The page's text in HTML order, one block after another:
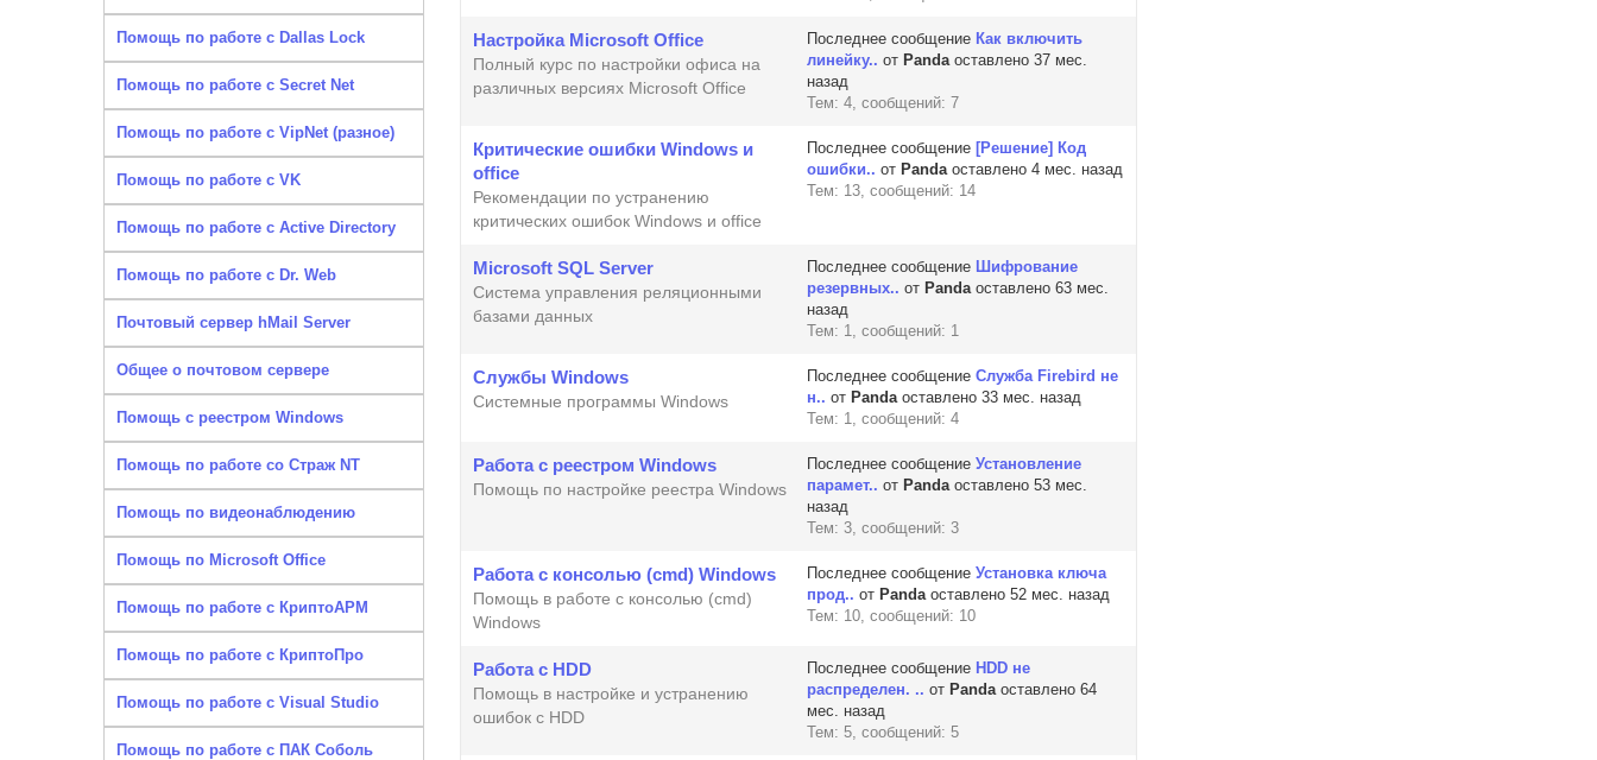
Помощь по работе с Dallas Lock
Помощь по работе с Secret Net
Помощь по работе с VipNet (разное)
Помощь по работе с VK
Помощь по работе с Active Directory
Помощь по работе с Dr. Web
Почтовый сервер hMail Server
Общее о почтовом сервере
Помощь с реестром Windows
Помощь по работе со Страж NT
Помощь по видеонаблюдению
Помощь по Microsoft Office
Помощь по работе с КриптоАРМ
Помощь по работе с КриптоПро
Помощь по работе с Visual Studio
Помощь по работе с ПАК Соболь
Настройка Microsoft Office
Полный курс по настройки офиса на
различных версиях Microsoft Office
Последнее сообщение Как включить
линейку.. от Pandaоставлено 37 мес.
назад
Тем: 4, сообщений: 7
Критические ошибки Windows и
office
Рекомендации по устранению
критических ошибок Windows и office
Последнее сообщение [Решение] Код
ошибки.. от Pandaоставлено 4 мес. назад
Тем: 13, сообщений: 14
Microsoft SQL Server
Система управления реляционными
базами данных
Последнее сообщение Шифрование
резервных.. от Pandaоставлено 63 мес.
назад
Тем: 1, сообщений: 1
Службы Windows
Системные программы Windows
Последнее сообщениеСлужба Firebird не
н.. от Pandaоставлено 33 мес. назад
Тем: 1, сообщений: 4
Работа с реестром Windows
Помощь по настройке реестра Windows
Последнее сообщениеУстановление
парамет.. от Pandaоставлено 53 мес.
назад
Тем: 3, сообщений: 3
Работа с консолью (cmd) Windows
Помощь в работе с консолью (cmd)
Windows
Последнее сообщениеУстановка ключа
прод.. от Pandaоставлено 52 мес. назад
Тем: 10, сообщений: 10
Работа с HDD
Помощь в настройке и устранению
ошибок с HDD
Последнее сообщение HDD не
распределен. .. от Pandaоставлено 64
мес. назад
Тем: 5, сообщений: 5